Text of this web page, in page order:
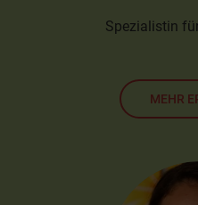
Spezialistin
MEHR